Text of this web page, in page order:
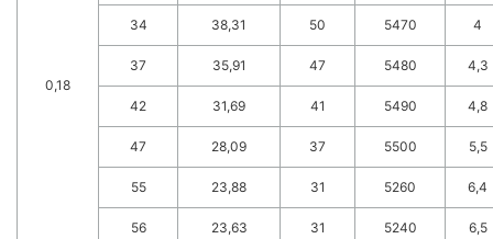
0,18
34 38,31 50 5470 4
37 35,91 47 5480 4,3
42 31,69 41 5490 4,8
47 28,09 37 5500 5,5
55 23,88 31 5260 6,4
56 23,63 31 5240 6,5